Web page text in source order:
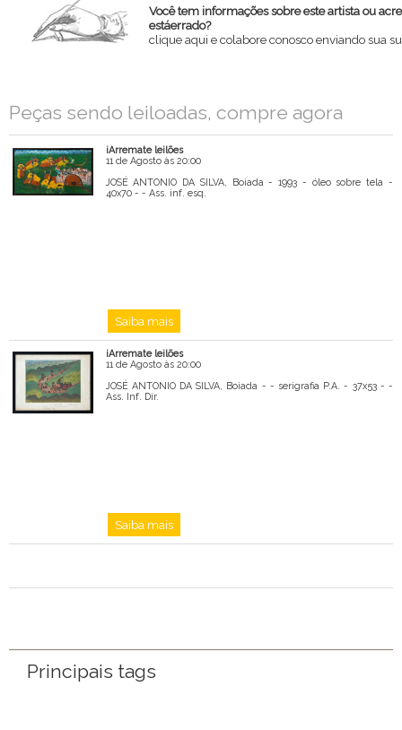
Você tem informações sobre este artista ou
estáerrado?
clique aqui e colabore conosco enviando sua
Mensagem
Peças sendo leiloadas, compre agora
iArremate leilões
11 de Agosto às 20:00
JOSÉ ANTONIO DA SILVA, Boiada - 1993 - óleo sobre tela -
40x70 - - Ass. inf. esq.
Saiba mais
iArremate leilões
11 de Agosto às 20:00
JOSÉ ANTONIO DA SILVA, Boiada - - serigrafia P.A. - 37x53 - -
Ass. Inf. Dir.
Saiba mais
Principais tags